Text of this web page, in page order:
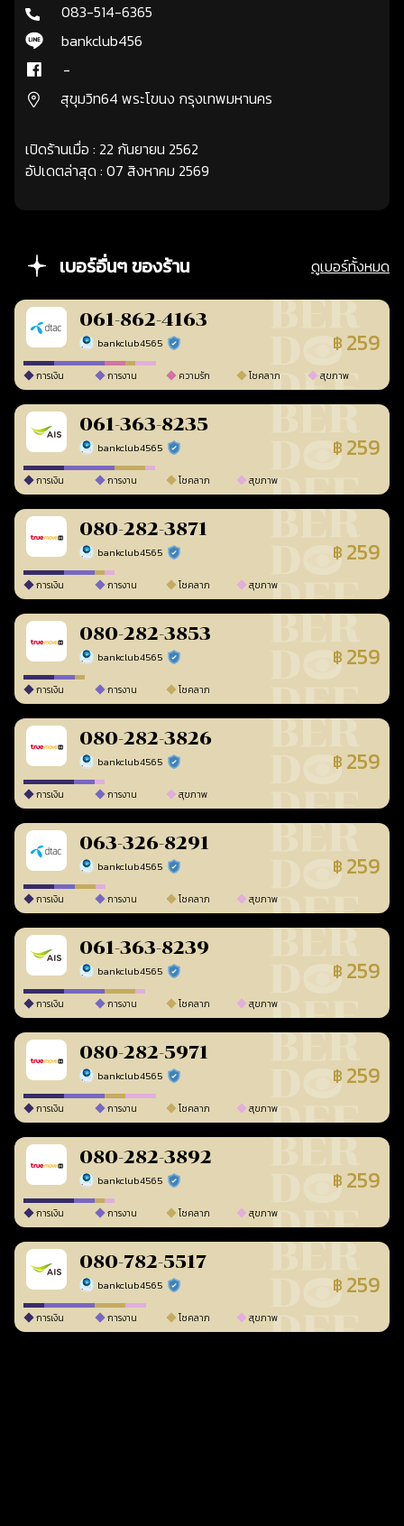
083-514-6365
bankclub456
-
สุขุมวิท64 พระโขนง กรุงเทพมหานคร
เปิดร้านเมื่อ : 22 กันยายน 2562
อัปเดตล่าสุด : 07 สิงหาคม 2569
เบอร์อื่นๆ ของร้าน ดูเบอร์ทั้งหมด
061-862-4163
bankclub4565 ร้านยืนยันแล้ว ฿ 259
การเงิน การงาน ความรัก โชคลาภ สุขภาพ
061-363-8235
bankclub4565 ร้านยืนยันแล้ว ฿ 259
การเงิน การงาน โชคลาภ สุขภาพ
080-282-3871
bankclub4565 ร้านยืนยันแล้ว ฿ 259
การเงิน การงาน โชคลาภ สุขภาพ
080-282-3853
bankclub4565 ร้านยืนยันแล้ว ฿ 259
การเงิน การงาน โชคลาภ
080-282-3826
bankclub4565 ร้านยืนยันแล้ว ฿ 259
การเงิน การงาน สุขภาพ
063-326-8291
bankclub4565 ร้านยืนยันแล้ว ฿ 259
การเงิน การงาน โชคลาภ สุขภาพ
061-363-8239
bankclub4565 ร้านยืนยันแล้ว ฿ 259
การเงิน การงาน โชคลาภ สุขภาพ
080-282-5971
bankclub4565 ร้านยืนยันแล้ว ฿ 259
การเงิน การงาน โชคลาภ สุขภาพ
080-282-3892
bankclub4565 ร้านยืนยันแล้ว ฿ 259
การเงิน การงาน โชคลาภ สุขภาพ
080-782-5517
bankclub4565 ร้านยืนยันแล้ว ฿ 259
การเงิน การงาน โชคลาภ สุขภาพ